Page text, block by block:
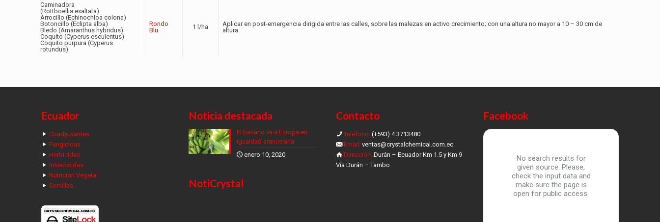
Caminadora
(Rottboellia exaltata)
Arrocillo (Echinochloa colona)
Botoncillo (Eclipta alba)
Bledo (Amaranthus hybridus)
Coquito (Cyperus esculentus)
Coquito purpura (Cyperus
rotundus)
Rondo
Blu
1 l/ha
Aplicar en post-emergencia dirigida entre las calles, sobre las malezas en activo crecimiento; con una altura no mayor a 10 – 30 cm de
altura.
Ecuador
Coadyuvantes
Fungicidas
Herbicidas
Insecticidas
Nutrición Vegetal
Semillas
Noticia destacada
El banano va a Europa en
igualdad arancelaria
enero 10, 2020
NotiCrystal
Contacto
Teléfono: (+593) 4 3713480
Email: ventas@crystalchemical.com.ec
Dirección: Durán – Ecuador Km 1.5 y Km 9
Vía Durán – Tambo
Facebook
No search results for
given source. Please,
check the input data and
make sure the page is
open for public access.